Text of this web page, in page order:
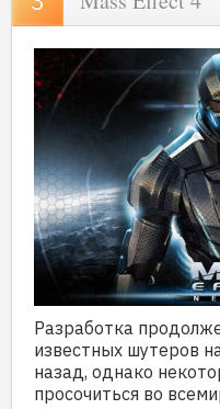
Разработка
известных шутеров
назад, однако
просочиться во